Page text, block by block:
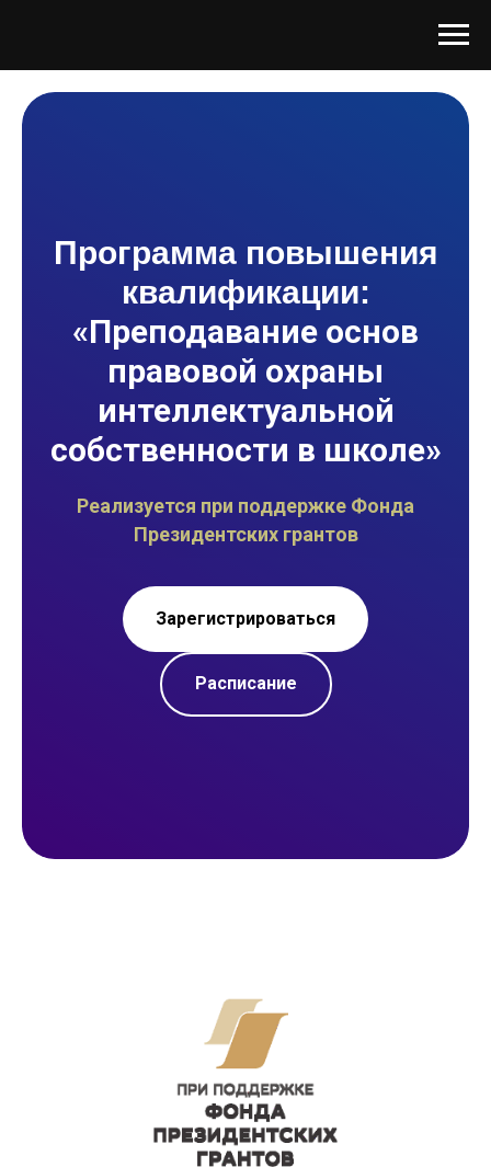
Программа повышения
квалификации:
«Преподавание основ
правовой охраны
интеллектуальной
собственности в школе»
Реализуется при поддержке Фонда
Президентских грантов
Зарегистрироваться
Расписание